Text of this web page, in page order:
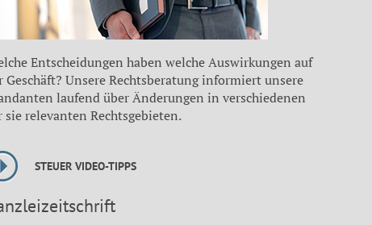
Entscheidungen haben welche Auswirkungen auf
Geschäft? Unsere Rechtsberatung informiert unsere
laufend über Änderungen in verschiedenen
sie relevanten Rechtsgebieten.
STEUER VIDEO-TIPPS